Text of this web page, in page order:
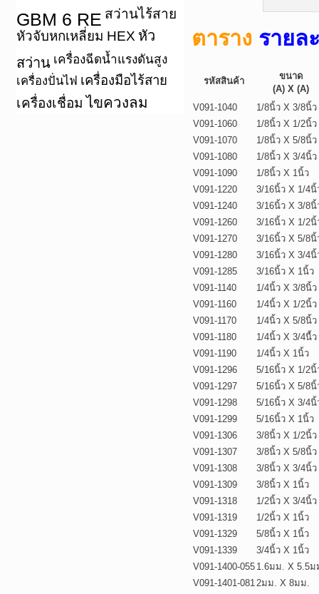
GBM 6 RE สว่านไร้สาย
หัวจับหกเหลี่ยม HEX หัว
สว่าน เครื่องฉีดน้ำแรงดันสูง
เครื่องปั่นไฟ เครื่องมือไร้สาย
เครื่องเชื่อม ไขควงลม
ตาราง รายล
รหัสสินค้า
ขนาด
(A) X (A)
V091-1040
1/8นิ้ว X 3/8นิ้ว
V091-1060
1/8นิ้ว X 1/2นิ้ว
V091-1070
1/8นิ้ว X 5/8นิ้ว
V091-1080
1/8นิ้ว X 3/4นิ้ว
V091-1090
1/8นิ้ว X 1นิ้ว
V091-1220
3/16นิ้ว X 1/4นิ้
V091-1240
3/16นิ้ว X 3/8นิ้
V091-1260
3/16นิ้ว X 1/2นิ้
V091-1270
3/16นิ้ว X 5/8นิ้
V091-1280
3/16นิ้ว X 3/4นิ้
V091-1285
3/16นิ้ว X 1นิ้ว
V091-1140
1/4นิ้ว X 3/8นิ้ว
V091-1160
1/4นิ้ว X 1/2นิ้ว
V091-1170
1/4นิ้ว X 5/8นิ้ว
V091-1180
1/4นิ้ว X 3/4นื้ว
V091-1190
1/4นิ้ว X 1นิ้ว
V091-1296
5/16นิ้ว X 1/2นิ้
V091-1297
5/16นิ้ว X 5/8นิ้
V091-1298
5/16นิ้ว X 3/4นิ้
V091-1299
5/16นิ้ว X 1นิ้ว
V091-1306
3/8นิ้ว X 1/2นิ้ว
V091-1307
3/8นิ้ว X 5/8นิ้ว
V091-1308
3/8นิ้ว X 3/4นิ้ว
V091-1309
3/8นิ้ว X 1นิ้ว
V091-1318
1/2นิ้ว X 3/4นิ้ว
V091-1319
1/2นิ้ว X 1นิ้ว
V091-1329
5/8นิ้ว X 1นิ้ว
V091-1339
3/4นิ้ว X 1นิ้ว
V091-1400-055 1.6มม. X 5.5ม
V091-1401-0812มม. X 8มม.